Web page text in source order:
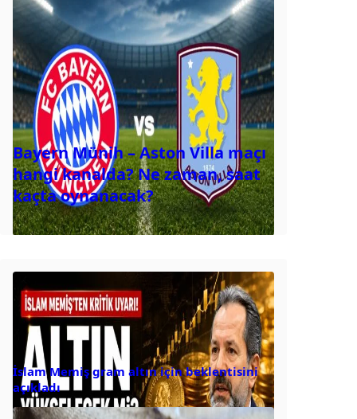
Bayern Münih – Aston Villa maçı
hangi kanalda? Ne zaman, saat
kaçta oynanacak?
İslam Memiş gram altın için beklentisini
açıkladı